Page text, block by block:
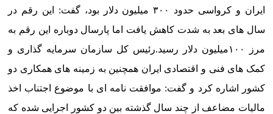
ایران و کرواسی حدود ۳۰۰ میلیون دلار بود، گفت: این رقم در
سال های بعد به شدت کاهش یافت اما پارسال دوباره این رقم به
مرز ۱۰۰میلیون دلار رسید.رئیس کل سازمان سرمایه گذاری و
کمک های فنی و اقتصادی ایران همچنین به زمینه های همکاری دو
کشور اشاره کرد و گفت: موافقت نامه ای با موضوع اجتناب اخذ
مالیات مضاعف از چند سال گذشته بین دو کشور اجرایی شده که